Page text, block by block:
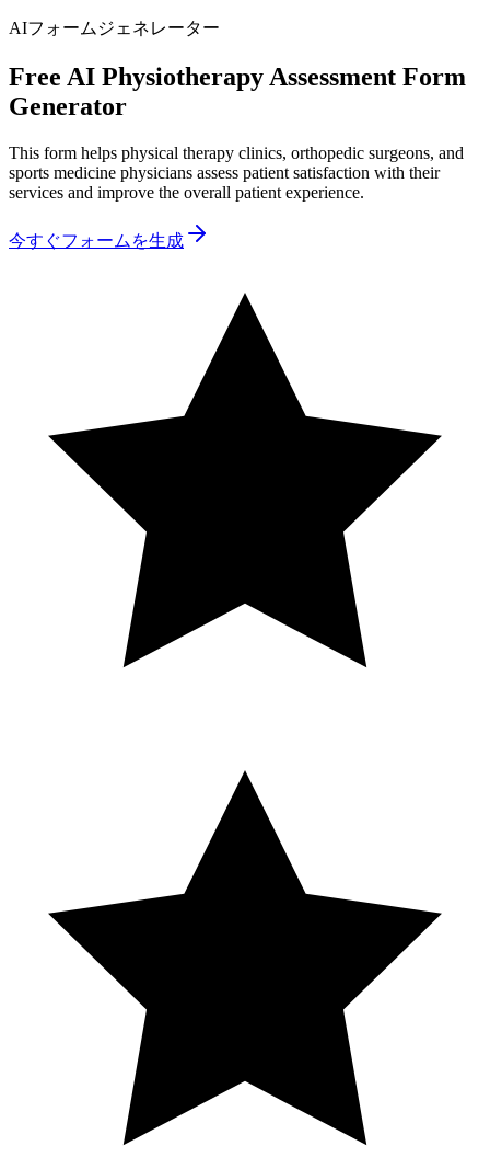
AIフォームジェネレーター
Free AI Physiotherapy Assessment Form
Generator
This form helps physical therapy clinics, orthopedic surgeons, and
sports medicine physicians assess patient satisfaction with their
services and improve the overall patient experience.
今すぐフォームを生成